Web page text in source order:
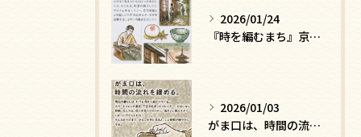
2026/01/24
『時を編むまち』京都ー日常にひそむ、静かな贅沢
2026/01/03
がま口は、時間の流れを緩める